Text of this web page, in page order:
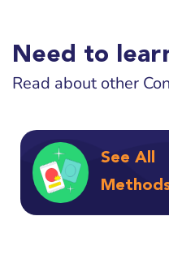
Need to
Read about other
See All